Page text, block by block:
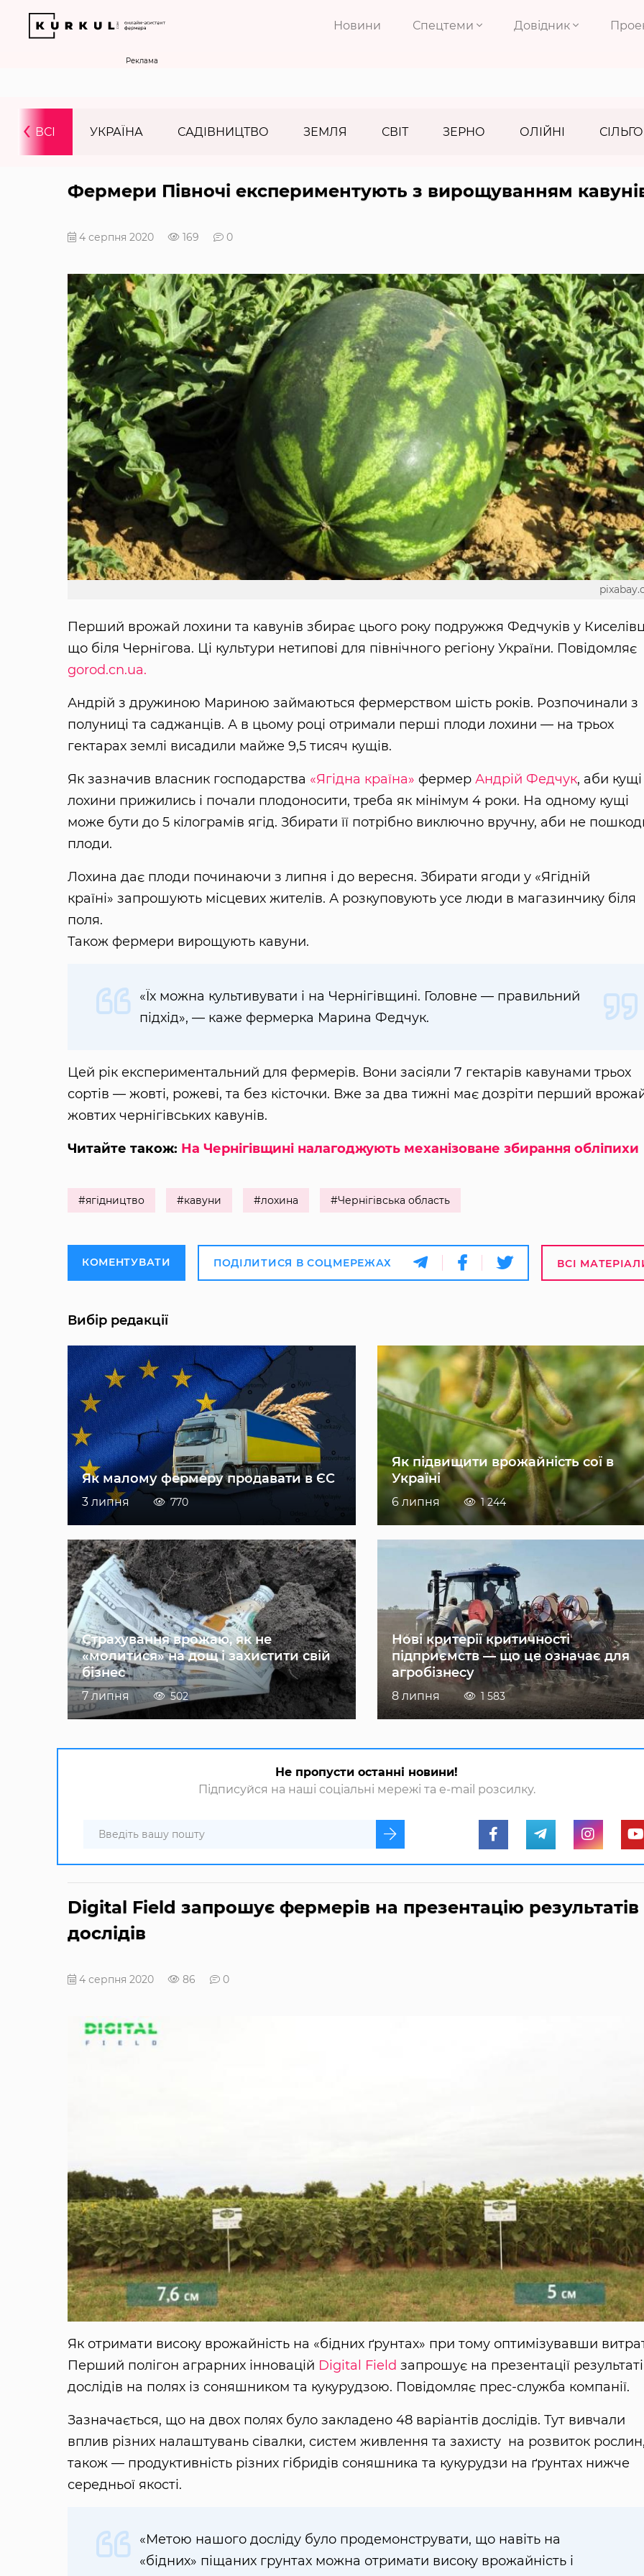
Новини Спецтеми Довідник
Реклама
ВСІ УКРАЇНА САДІВНИЦТВО ЗЕМЛЯ СВІТ ЗЕРНО ОЛІЙНІ
‹
Фермери Півночі експериментують з вирощуванням
4 серпня 2020 169 0
Перший врожай лохини та кавунів збирає цього року подружжя Федчуків у
що біля Чернігова. Ці культури нетипові для північного регіону України. Повідомляє
gorod.cn.ua.
Андрій з дружиною Мариною займаються фермерством шість років. Розпочинали з
полуниці та саджанців. А в цьому році отримали перші плоди лохини — на трьох
гектарах землі висадили майже 9,5 тисяч кущів.
Як зазначив власник господарства «Ягідна країна» фермер Андрій Федчук, аби кущі
лохини прижились і почали плодоносити, треба як мінімум 4 роки. На одному кущі
може бути до 5 кілограмів ягід. Збирати її потрібно виключно вручну, аби не
плоди.
Лохина дає плоди починаючи з липня і до вересня. Збирати ягоди у «Ягідній
країні» запрошують місцевих жителів. А розкуповують усе люди в магазинчику біля
поля.
Також фермери вирощують кавуни.
«Їх можна культивувати і на Чернігівщині. Головне — правильний
підхід», — каже фермерка Марина Федчук.
Цей рік експериментальний для фермерів. Вони засіяли 7 гектарів кавунами трьох
сортів — жовті, рожеві, та без кісточки. Вже за два тижні має дозріти перший
жовтих чернігівських кавунів.
Читайте також: На Чернігівщині налагоджують механізоване збирання обліпихи
#ягідництво #кавуни #лохина #Чернігівська область
КОМЕНТУВАТИ ПОДІЛИТИСЯ В СОЦМЕРЕЖАХ ВСІ
Вибір редакції
Як малому фермеру продавати в ЄС
3 липня 770
Як підвищити врожайність сої в
Україні
6 липня 1 244
Страхування врожаю, як не
«молитися» на дощ і захистити свій
бізнес
7 липня 502
Нові критерії критичності
підприємств — що це означає для
агробізнесу
8 липня 1 583
Не пропусти останні новини!
Підписуйся на наші соціальні мережі та e-mail розсилку.
Digital Field запрошує фермерів на презентацію результатів
дослідів
4 серпня 2020 86 0
Як отримати високу врожайність на «бідних ґрунтах» при тому оптимізувавши
Перший полігон аграрних інновацій Digital Field запрошує на презентації
дослідів на полях із соняшником та кукурудзою. Повідомляє прес-служба компанії.
Зазначається, що на двох полях було закладено 48 варіантів дослідів. Тут вивчали
вплив різних налаштувань сівалки, систем живлення та захисту на розвиток
також — продуктивність різних гібридів соняшника та кукурудзи на ґрунтах нижче
середньої якості.
«Метою нашого досліду було продемонструвати, що навіть на
«бідних» піщаних грунтах можна отримати високу врожайність і